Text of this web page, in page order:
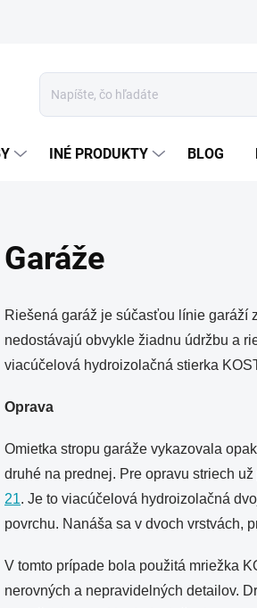
INÉ PRODUKTY BLOG
Garáže
Riešená garáž je súčasťou línie garáží
nedostávajú obvykle žiadnu údržbu a
viacúčelová hydroizolačná stierka
Oprava
Omietka stropu garáže vykazovala
druhé na prednej. Pre opravu striech
21. Je to viacúčelová hydroizolačná
povrchu. Nanáša sa v dvoch vrstvách,
V tomto prípade bola použitá mriežka
nerovných a nepravidelných detailov.